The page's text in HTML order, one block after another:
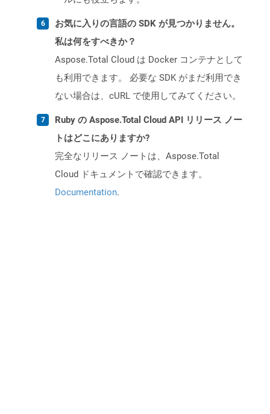
お気に入りの言語の SDK が見つかりません。
私は何をすべきか？
Aspose.Total Cloud は Docker コンテナとして
も利用できます。 必要な SDK がまだ利用でき
ない場合は、cURL で使用してみてください。
Ruby の Aspose.Total Cloud API リリース ノー
トはどこにありますか?
完全なリリース ノートは、Aspose.Total
Cloud ドキュメントで確認できます。
Documentation.